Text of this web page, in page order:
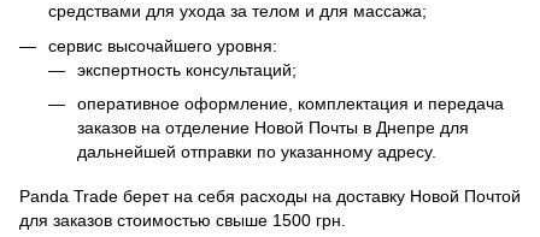
средствами для ухода за телом и для массажа;
сервис высочайшего уровня:
экспертность консультаций;
оперативное оформление, комплектация и передача
заказов на отделение Новой Почты в Днепре для
дальнейшей отправки по указанному адресу.
Panda Trade берет на себя расходы на доставку Новой Почтой
для заказов стоимостью свыше 1500 грн.